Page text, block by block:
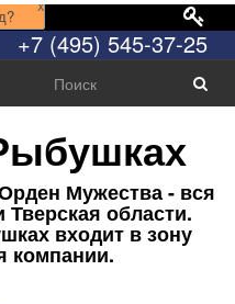
x
+7 (495) 545-37-25
Мужества - вся
области.
входит в зону
компании.